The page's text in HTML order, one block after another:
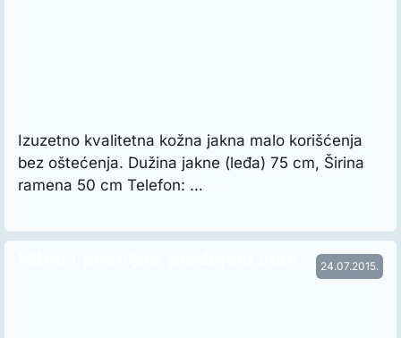
Izuzetno kvalitetna kožna jakna malo korišćenja
bez oštećenja. Dužina jakne (leđa) 75 cm, Širina
ramena 50 cm Telefon: …
24.07.2015.